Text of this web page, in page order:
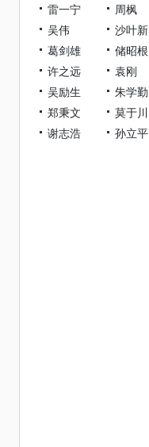
雷一宁
周枫
吴伟
沙叶新
葛剑雄
储昭根
许之远
袁刚
吴励生
朱学勤
郑秉文
莫于川
谢志浩
孙立平